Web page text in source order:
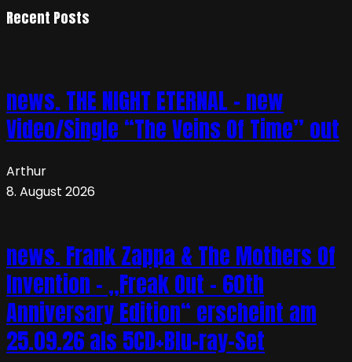
Recent Posts
news. THE NIGHT ETERNAL – new
Video/Single “The Veins Of Time” out
Arthur
8. August 2026
news. Frank Zappa & The Mothers Of
Invention – „Freak Out – 60th
Anniversary Edition“ erscheint am
25.09.26 als 5CD+Blu-ray-Set